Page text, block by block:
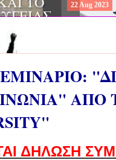
ΚΑΙ
22Aug 2023
AΠO
ΔΗΛΩΣΗ